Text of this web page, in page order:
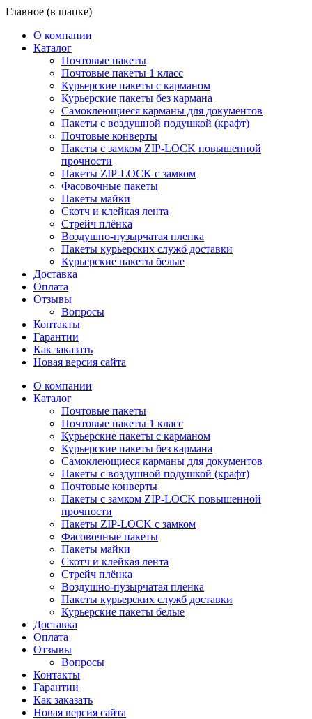
Главное (в шапке)
О компании
Каталог
Почтовые пакеты
Почтовые пакеты 1 класс
Курьерские пакеты с карманом
Курьерские пакеты без кармана
Самоклеющиеся карманы для документов
Пакеты с воздушной подушкой (крафт)
Почтовые конверты
Пакеты с замком ZIP-LOCK повышенной
прочности
Пакеты ZIP-LOCK с замком
Фасовочные пакеты
Пакеты майки
Скотч и клейкая лента
Стрейч плёнка
Воздушно-пузырчатая пленка
Пакеты курьерских служб доставки
Курьерские пакеты белые
Доставка
Оплата
Отзывы
Вопросы
Контакты
Гарантии
Как заказать
Новая версия сайта
О компании
Каталог
Почтовые пакеты
Почтовые пакеты 1 класс
Курьерские пакеты с карманом
Курьерские пакеты без кармана
Самоклеющиеся карманы для документов
Пакеты с воздушной подушкой (крафт)
Почтовые конверты
Пакеты с замком ZIP-LOCK повышенной
прочности
Пакеты ZIP-LOCK с замком
Фасовочные пакеты
Пакеты майки
Скотч и клейкая лента
Стрейч плёнка
Воздушно-пузырчатая пленка
Пакеты курьерских служб доставки
Курьерские пакеты белые
Доставка
Оплата
Отзывы
Вопросы
Контакты
Гарантии
Как заказать
Новая версия сайта